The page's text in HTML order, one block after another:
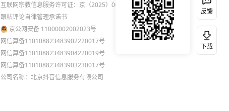
互联网宗教信息服务许可证：京（2025）0000021
跟帖评论自律管理承诺书
京公网安备 11000002002023号
网信算备110108823483902220017号
网信算备110108823483904220019号
网信算备110108823483903230017号
公司名称：北京抖音信息服务有限公司
反馈
下载